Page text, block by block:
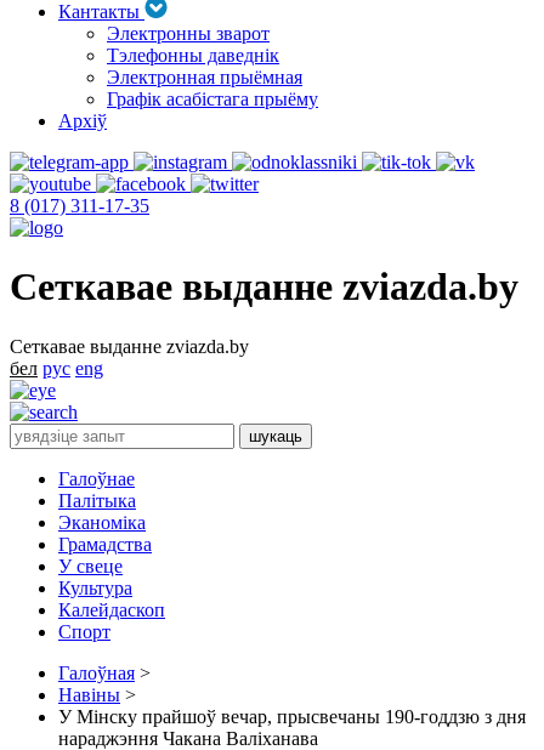
Кантакты
Электронны зварот
Тэлефонны даведнік
Электронная прыёмная
Графік асабістага прыёму
Архіў
8 (017) 311-17-35
Сеткавае выданне zviazda.by
Сеткавае выданне zviazda.by
бел рус eng
Галоўнае
Палітыка
Эканоміка
Грамадства
У свеце
Культура
Калейдаскоп
Спорт
Галоўная >
Навіны >
У Мінску прайшоў вечар, прысвечаны 190-годдзю з дня
нараджэння Чакана Валіханава